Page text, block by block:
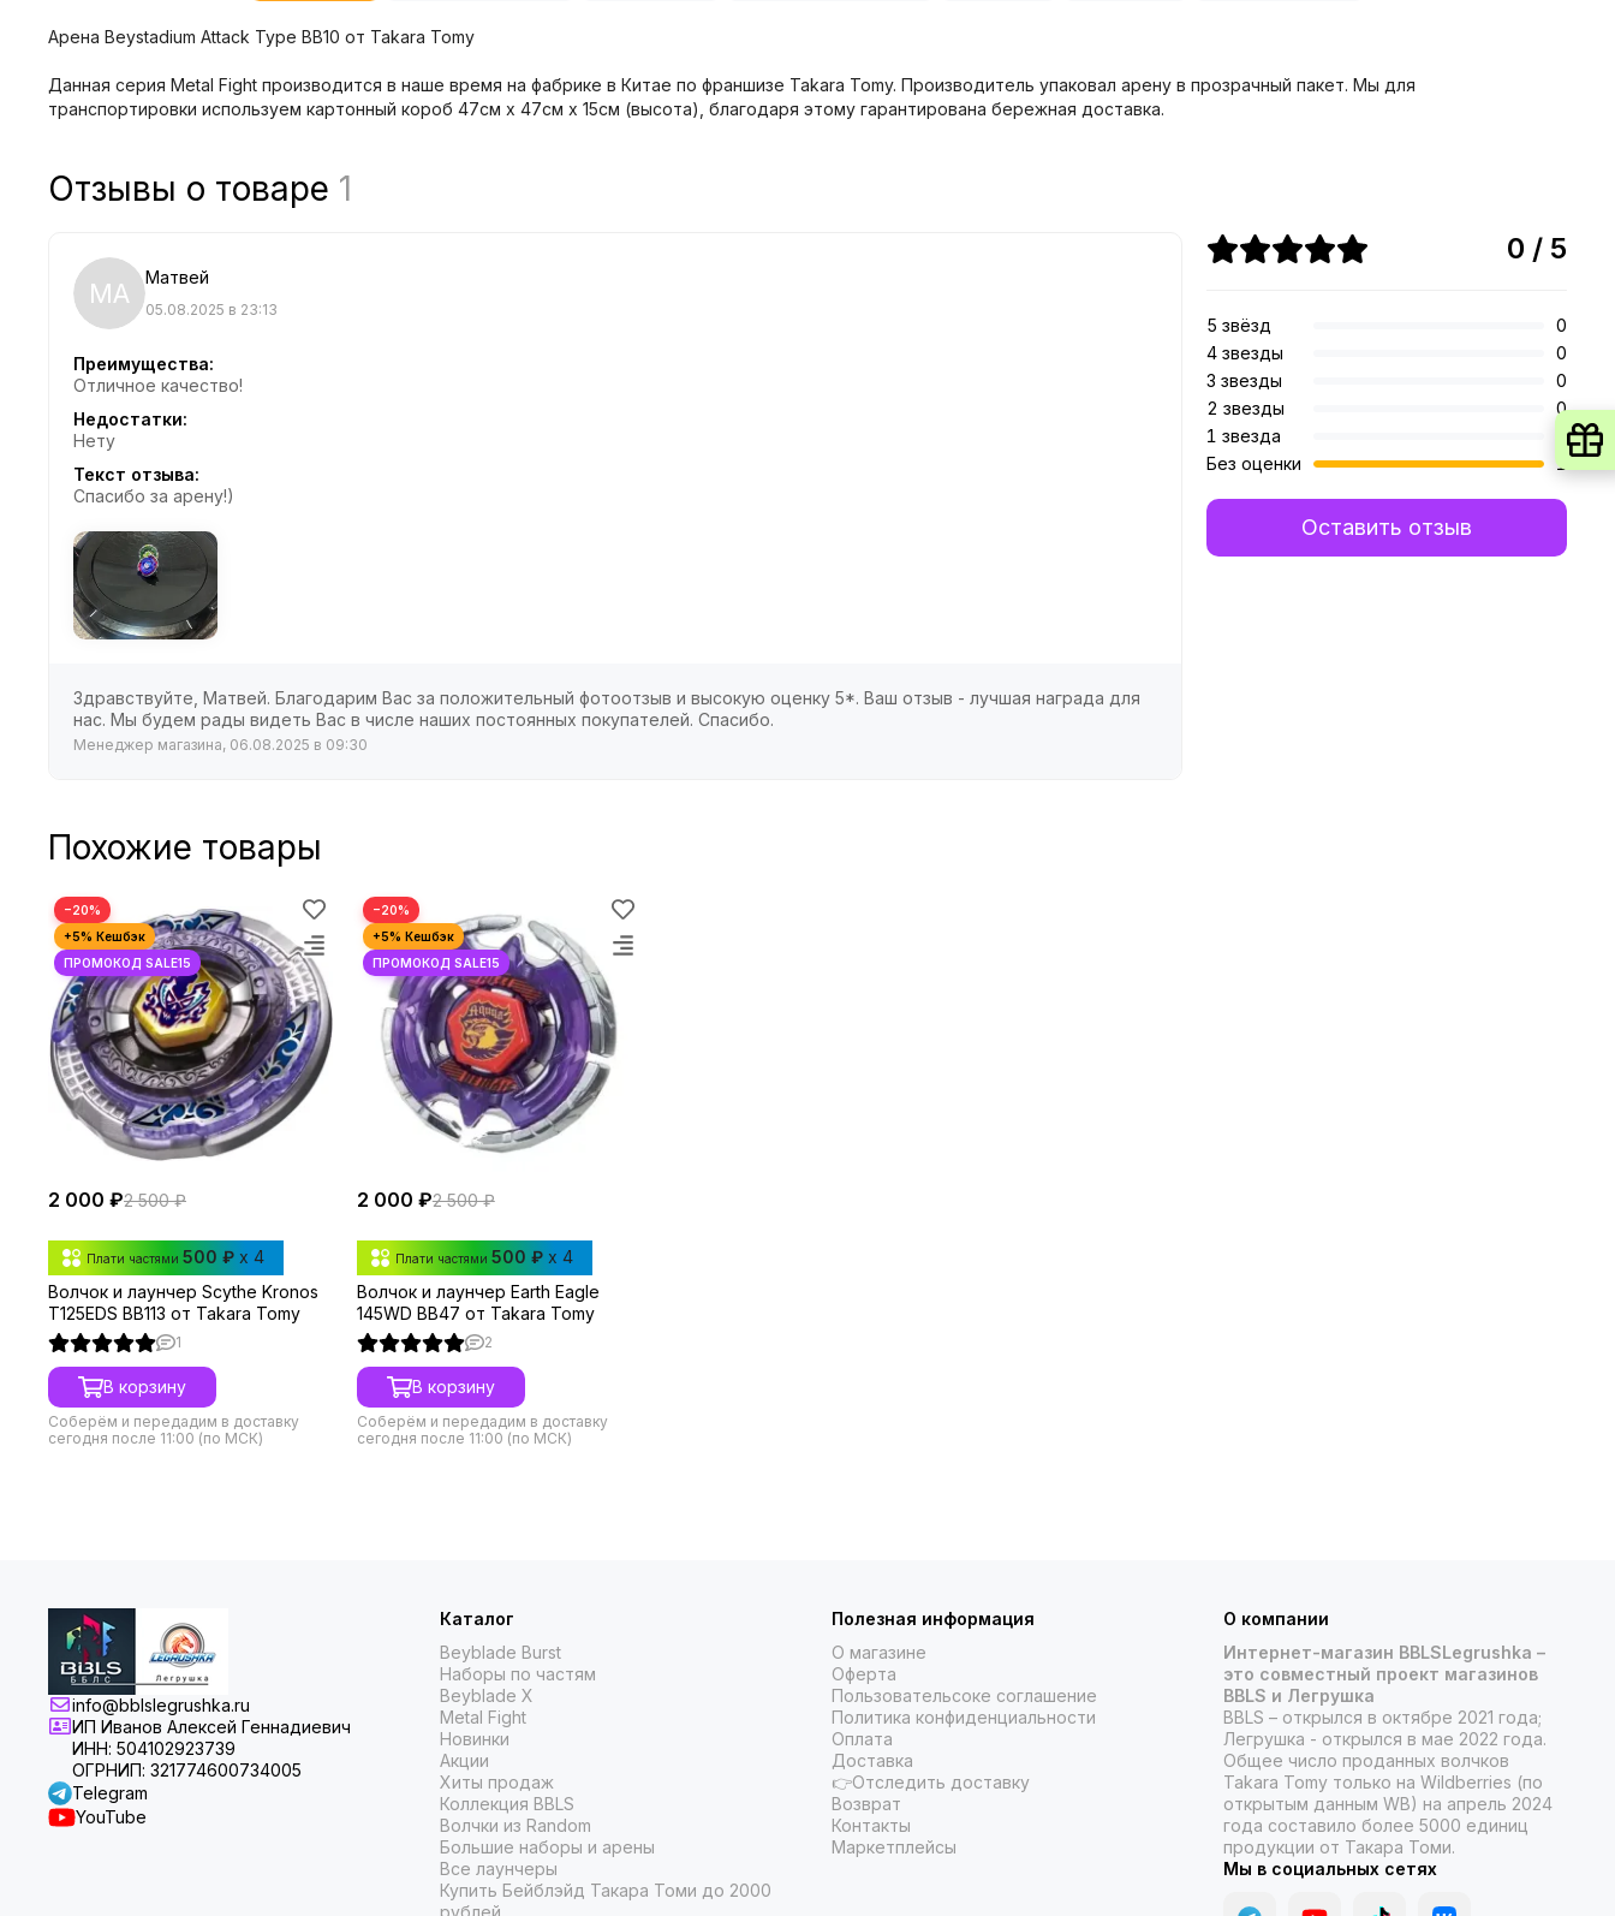
Арена Beystadium Attack Type BB10 от Takara Tomy
Данная серия Metal Fight производится в наше время на фабрике в Китае по франшизе Takara Tomy. Производитель упаковал арену в прозрачный пакет. Мы для
транспортировки используем картонный короб 47см x 47см x 15см (высота), благодаря этому гарантирована бережная доставка.
Отзывы о товаре 1
МА Матвей
05.08.2025 в 23:13
Преимущества:
Отличное качество!
Недостатки:
Нету
Текст отзыва:
Спасибо за арену!)
Здравствуйте, Матвей. Благодарим Вас за положительный фотоотзыв и высокую оценку 5*. Ваш отзыв - лучшая награда для
нас. Мы будем рады видеть Вас в числе наших постоянных покупателей. Спасибо.
Менеджер магазина, 06.08.2025 в 09:30
0 / 5
5 звёзд
0
4 звезды
0
3 звезды
0
2 звезды
0
1 звезда
Без оценки
1
Оставить отзыв
Похожие товары
−20%
2 000 ₽2 500 ₽
Плати частями 500 ₽ x 4
Волчок и лаунчер Scythe Kronos
T125EDS BB113 от Takara Tomy
1
В корзину
Соберём и передадим в доставку
сегодня после 11:00 (по МСК)
−20%
2 000 ₽2 500 ₽
Плати частями 500 ₽ x 4
Волчок и лаунчер Earth Eagle
145WD BB47 от Takara Tomy
2
В корзину
Соберём и передадим в доставку
сегодня после 11:00 (по МСК)
info@bblslegrushka.ru
ИП Иванов Алексей Геннадиевич
ИНН: 504102923739
ОГРНИП: 321774600734005
Telegram
YouTube
Каталог
Beyblade Burst
Наборы по частям
Beyblade X
Metal Fight
Новинки
Акции
Хиты продаж
Коллекция BBLS
Волчки из Random
Большие наборы и арены
Все лаунчеры
Купить Бейблэйд Такара Томи до 2000
рублей
Полезная информация
О магазине
Оферта
Пользовательсоке соглашение
Политика конфиденциальности
Оплата
Доставка
👉Отследить доставку
Возврат
Контакты
Маркетплейсы
О компании
Интернет-магазин BBLSLegrushka –
это совместный проект магазинов
BBLS и Легрушка
BBLS – открылся в октябре 2021 года;
Легрушка - открылся в мае 2022 года.
Общее число проданных волчков
Takara Tomy только на Wildberries (по
открытым данным WB) на апрель 2024
года составило более 5000 единиц
продукции от Такара Томи.
Мы в социальных сетях